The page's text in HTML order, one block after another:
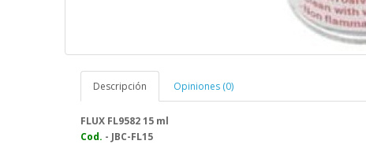
Descripción Opiniones (0)
FLUX FL9582 15 ml
Cod. - JBC-FL15